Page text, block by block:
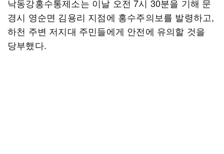
낙동강홍수통제소는 이날 오전 7시 30분을 기해 문
경시 영순면 김용리 지점에 홍수주의보를 발령하고,
하천 주변 저지대 주민들에게 안전에 유의할 것을
당부했다.